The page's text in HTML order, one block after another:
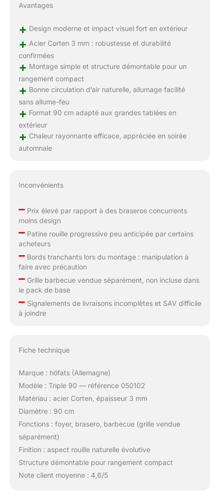
Avantages
+ Design moderne et impact visuel fort en extérieur
+ Acier Corten 3 mm : robustesse et durabilité
confirmées
+ Montage simple et structure démontable pour un
rangement compact
+ Bonne circulation d’air naturelle, allumage facilité
sans allume-feu
+ Format 90 cm adapté aux grandes tablées en
extérieur
+ Chaleur rayonnante efficace, appréciée en soirée
automnale
Inconvénients
–Prix élevé par rapport à des braseros concurrents
moins design
–Patine rouille progressive peu anticipée par certains
acheteurs
–Bords tranchants lors du montage : manipulation à
faire avec précaution
–Grille barbecue vendue séparément, non incluse dans
le pack de base
–Signalements de livraisons incomplètes et SAV difficile
à joindre
Fiche technique
Marque : höfats (Allemagne)
Modèle : Triple 90 — référence 050102
Matériau : acier Corten, épaisseur 3 mm
Diamètre : 90 cm
Fonctions : foyer, brasero, barbecue (grille vendue
séparément)
Finition : aspect rouille naturelle évolutive
Structure démontable pour rangement compact
Note client moyenne : 4,6/5